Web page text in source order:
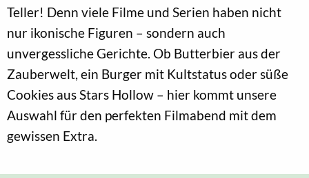
Teller! Denn viele Filme und Serien haben nicht
nur ikonische Figuren – sondern auch
unvergessliche Gerichte. Ob Butterbier aus der
Zauberwelt, ein Burger mit Kultstatus oder süße
Cookies aus Stars Hollow – hier kommt unsere
Auswahl für den perfekten Filmabend mit dem
gewissen Extra.